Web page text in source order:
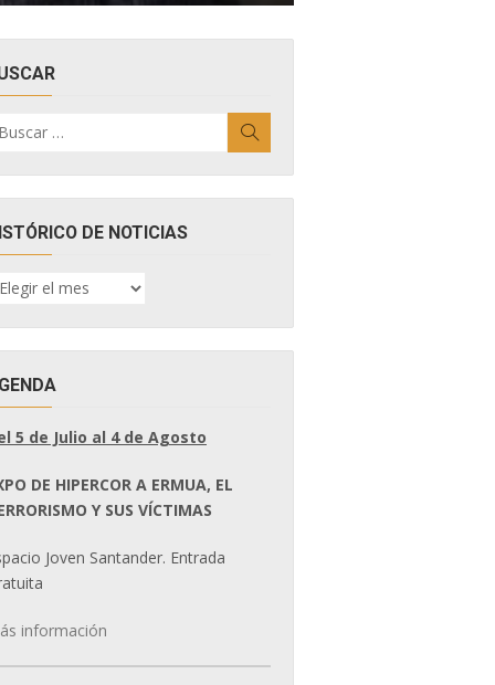
DE NOTICIAS
5 de Julio al 4 de Agosto
DE HIPERCOR A ERMUA, EL
Y SUS VÍCTIMAS
Joven Santander. Entrada
información